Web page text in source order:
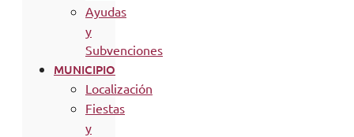
Ayudas
y
Subvenciones
MUNICIPIO
Localización
Fiestas
y